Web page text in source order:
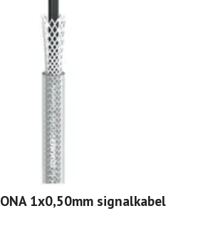
1x0,50mm signalkabel